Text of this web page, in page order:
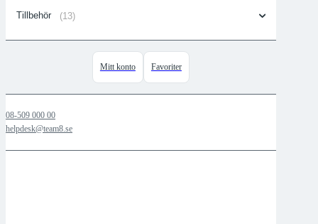
Tillbehör (13)
Mitt konto Favoriter
08-509 000 00
helpdesk@team8.se